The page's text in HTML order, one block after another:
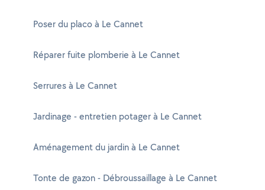
Poser du placo à Le Cannet
Réparer fuite plomberie à Le Cannet
Serrures à Le Cannet
Jardinage - entretien potager à Le Cannet
Aménagement du jardin à Le Cannet
Tonte de gazon - Débroussaillage à Le Cannet